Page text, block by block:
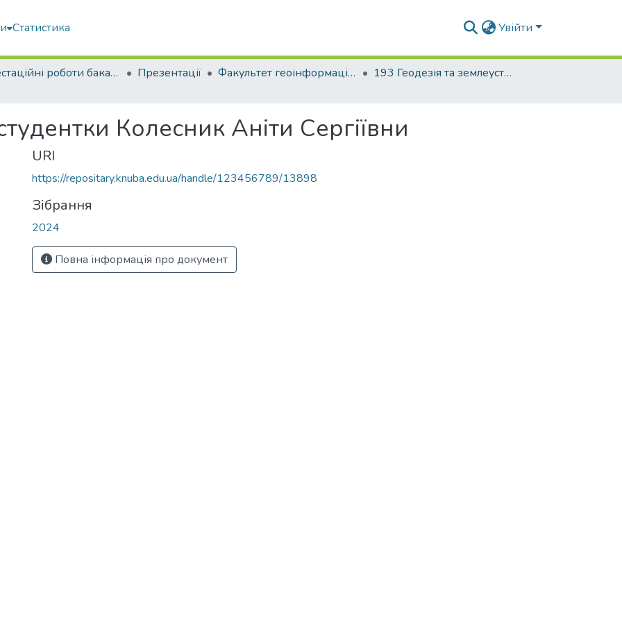
Статистика Увійти
Атестаційні роботи бакалаврів Презентації Факультет геоінформаційних систем та управління територіями 193 Геодезія та землеустрій. Геоінформаційні системи і технології
Колесник Аніти Сергіївни
URI
https://repositary.knuba.edu.ua/handle/123456789/13898
Зібрання
2024
Повна інформація про документ